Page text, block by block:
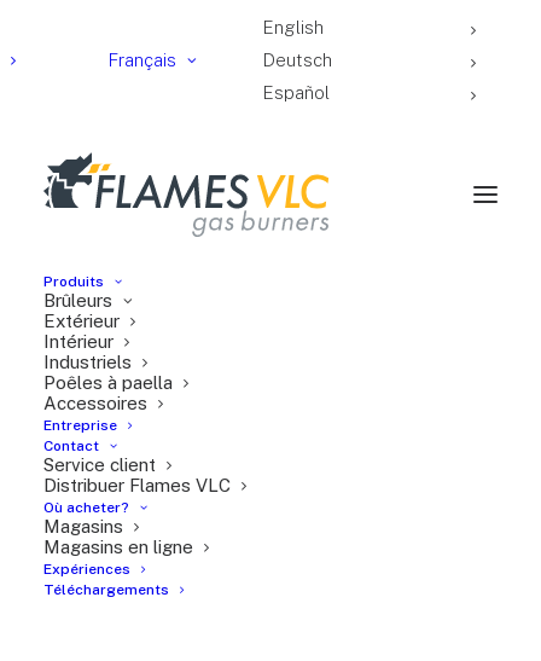
Français
English
Deutsch
Español
Produits
Brûleurs
Extérieur
Intérieur
Industriels
Poêles à paella
Accessoires
Entreprise
Contact
Service client
Distribuer Flames VLC
Où acheter?
Magasins
Magasins en ligne
Expériences
Téléchargements